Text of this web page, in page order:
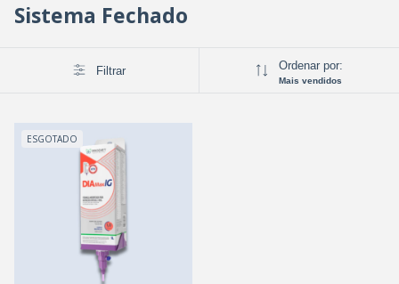
Sistema Fechado
Filtrar Ordenar por:
Mais vendidos
ESGOTADO